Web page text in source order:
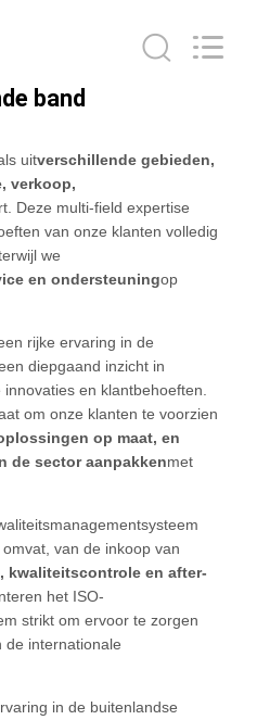
band
uitverschillende gebieden,
verkoop,
Deze multi-field expertise
van onze klanten volledig
we
en ondersteuningop
rijke ervaring in de
diepgaand inzicht in
en klantbehoeften.
om onze klanten te voorzien
op maat, en
de sector aanpakkenmet
van de inkoop van
kwaliteitscontrole en after-
het ISO-
strikt om ervoor te zorgen
de internationale
in de buitenlandse